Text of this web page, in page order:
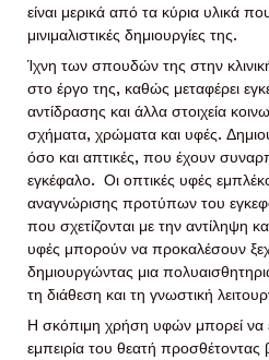
είναι μερικά από τα κύρια υλικά
μινιμαλιστικές δημιουργίες της.
Ίχνη των σπουδών της στην
στο έργο της, καθώς μεταφέρει
αντίδρασης και άλλα στοιχεία
σχήματα, χρώματα και υφές.
όσο και απτικές, που έχουν
εγκέφαλο. Οι οπτικές υφές
αναγνώρισης προτύπων του
που σχετίζονται με την αντίληψη
υφές μπορούν να προκαλέσουν
δημιουργώντας μια
τη διάθεση και τη γνωστική
Η σκόπιμη χρήση υφών μπορεί να
εμπειρία του θεατή προσθέτοντας